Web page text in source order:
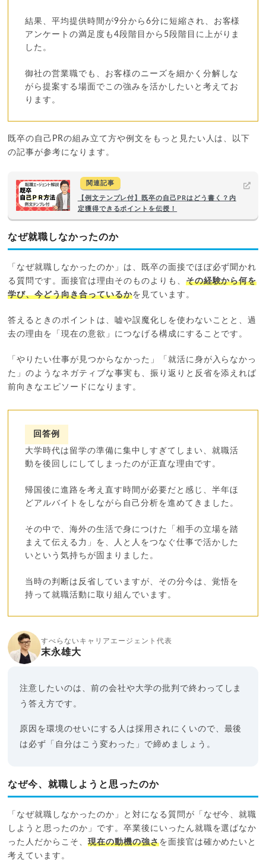
結果、平均提供時間が9分から6分に短縮され、お客様
アンケートの満足度も4段階目から5段階目に上がりま
した。
御社の営業職でも、お客様のニーズを細かく分解しな
がら提案する場面でこの強みを活かしたいと考えてお
ります。
既卒の自己PRの組み立て方や例文をもっと見たい人は、以下
の記事が参考になります。
関連記事
【例文テンプレ付】既卒の自己PRはどう書く？内
定獲得できるポイントを伝授！
なぜ就職しなかったのか
「なぜ就職しなかったのか」は、既卒の面接でほぼ必ず聞かれ
る質問です。面接官は理由そのものよりも、 その経験から何を
学び、今どう向き合っているかを見ています。
答えるときのポイントは、嘘や誤魔化しを使わないことと、過
去の理由を「現在の意欲」につなげる構成にすることです。
「やりたい仕事が見つからなかった」「就活に身が入らなかっ
た」のようなネガティブな事実も、振り返りと反省を添えれば
前向きなエピソードになります。
回答例
大学時代は留学の準備に集中しすぎてしまい、就職活
動を後回しにしてしまったのが正直な理由です。
帰国後に進路を考え直す時間が必要だと感じ、半年ほ
どアルバイトをしながら自己分析を進めてきました。
その中で、海外の生活で身につけた「相手の立場を踏
まえて伝える力」を、人と人をつなぐ仕事で活かした
いという気持ちが固まりました。
当時の判断は反省していますが、その分今は、覚悟を
持って就職活動に取り組んでいます。
すべらないキャリアエージェント代表
末永雄大
注意したいのは、前の会社や大学の批判で終わってしま
う答え方です。
原因を環境のせいにする人は採用されにくいので、最後
は必ず「自分はこう変わった」で締めましょう。
なぜ今、就職しようと思ったのか
「なぜ就職しなかったのか」と対になる質問が「なぜ今、就職
しようと思ったのか」です。卒業後にいったん就職を選ばなか
った人だからこそ、現在の動機の強さを面接官は確かめたいと
考えています。